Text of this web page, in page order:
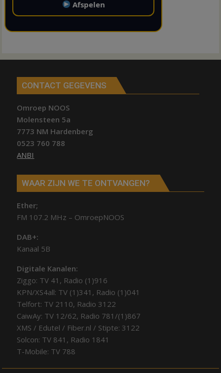
Afspelen
CONTACT GEGEVENS
Omroep NOOS
Molensteen 5a
7773 NM Hardenberg
0523 760 788
ANBI
WAAR ZIJN WE TE ONTVANGEN?
Ether;
FM 107.2 MHz – OmroepNOOS
DAB+:
Kanaal 5B
Digitale Kanalen:
Ziggo: TV 41, Radio (1)916
KPN/XS4all: TV (1)341, Radio (1)041
Telfort: TV 2110, Radio 3122
CaiwAy: TV 12/62, Radio 781/(1)867
XMS / Edutel / Fiber.nl / Stipte: 3122
Solcon: TV 841, Radio 1841
T-Mobile: TV 788